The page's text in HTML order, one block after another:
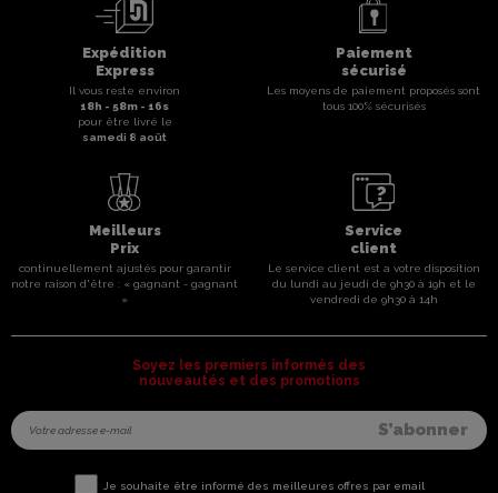
Expédition
Express
Il vous reste environ
18h - 58m - 16s
pour être livré le
samedi 8 août
Paiement
sécurisé
Les moyens de paiement proposés sont
tous 100% sécurisés
Meilleurs
Prix
continuellement ajustés pour garantir
notre raison d'être : « gagnant - gagnant
»
Service
client
Le service client est a votre disposition
du lundi au jeudi de 9h30 à 19h et le
vendredi de 9h30 à 14h
Soyez les premiers informés des
nouveautés et des promotions
Je souhaite être informé des meilleures offres par email